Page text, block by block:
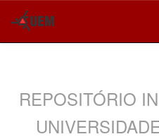
REPOSITÓRIO